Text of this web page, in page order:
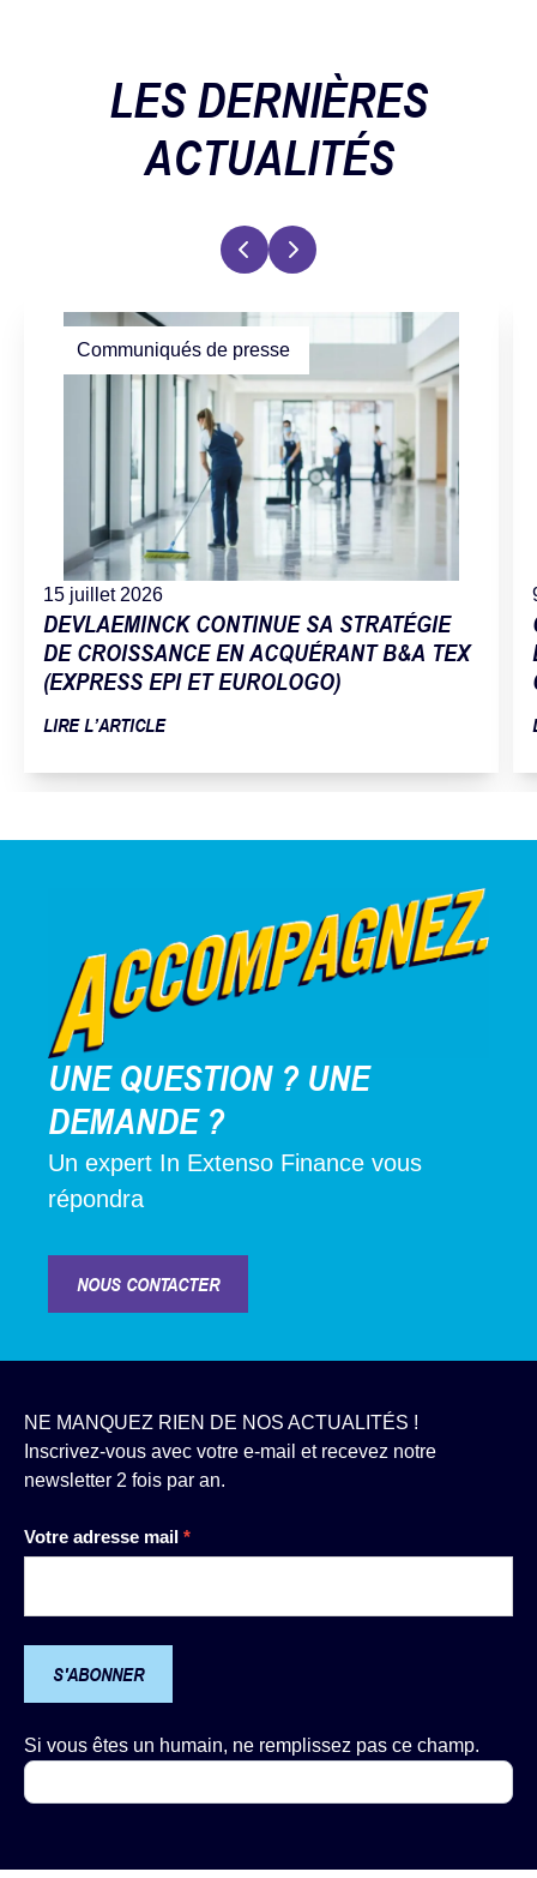
LES DERNIÈRES
ACTUALITÉS
Communiqués de presse
15 juillet 2026
DEVLAEMINCK CONTINUE SA STRATÉGIE
DE CROISSANCE EN ACQUÉRANT B&A TEX
(EXPRESS EPI ET EUROLOGO)
LIRE L’ARTICLE
UNE QUESTION ? UNE
DEMANDE ?
Un expert In Extenso Finance vous
répondra
NOUS CONTACTER
NE MANQUEZ RIEN DE NOS ACTUALITÉS !
Inscrivez-vous avec votre e-mail et recevez notre
newsletter 2 fois par an.
Votre adresse mail *
S'ABONNER
Si vous êtes un humain, ne remplissez pas ce champ.